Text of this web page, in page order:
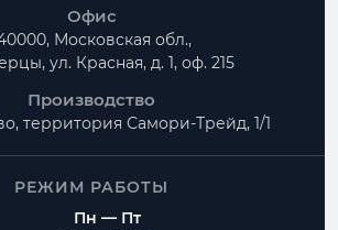
Офис
Московская обл.,
ул. Красная, д. 1, оф. 215
Производство
территория Самори-Трейд, 1/1
РЕЖИМ РАБОТЫ
Пн — Пт